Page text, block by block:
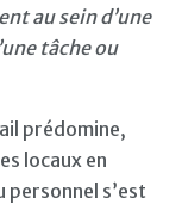
au sein d’une
tâche ou
prédomine,
locaux en
personnel s’est